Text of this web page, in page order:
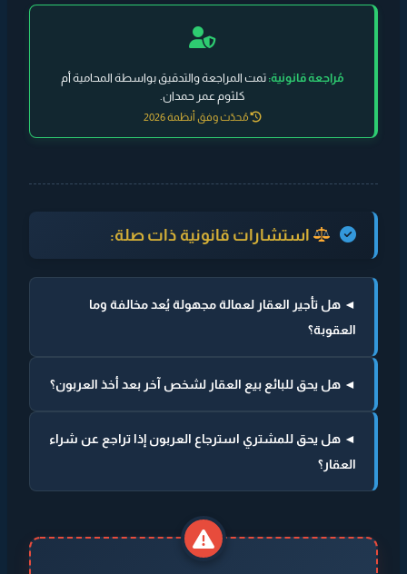
مُراجعة قانونية: تمت المراجعة والتدقيق بواسطة المحامية أم
كلثوم عمر حمدان.
مُحدّث وفق أنظمة 2026
استشارات قانونية ذات صلة:
◄ هل تأجير العقار لعمالة مجهولة يُعد مخالفة وما
العقوبة؟
◄ هل يحق للبائع بيع العقار لشخص آخر بعد أخذ العربون؟
◄ هل يحق للمشتري استرجاع العربون إذا تراجع عن شراء
العقار؟